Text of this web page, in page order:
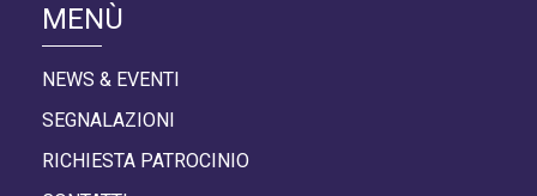
MENÙ
NEWS & EVENTI
SEGNALAZIONI
RICHIESTA PATROCINIO